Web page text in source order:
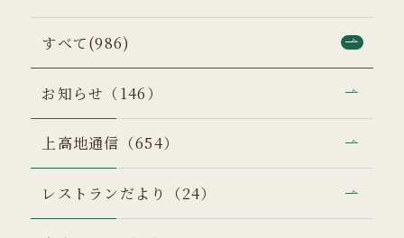
すべて(986)
お知らせ（146）
上高地通信（654）
レストランだより（24）